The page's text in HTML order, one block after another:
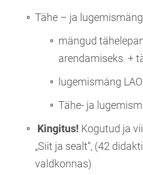
Tähe – ja
mängud
arendamiseks +
lugemismäng
Tähe- ja
Kingitus! Kogutud ja
„Siit ja sealt“, (42
valdkonnas)